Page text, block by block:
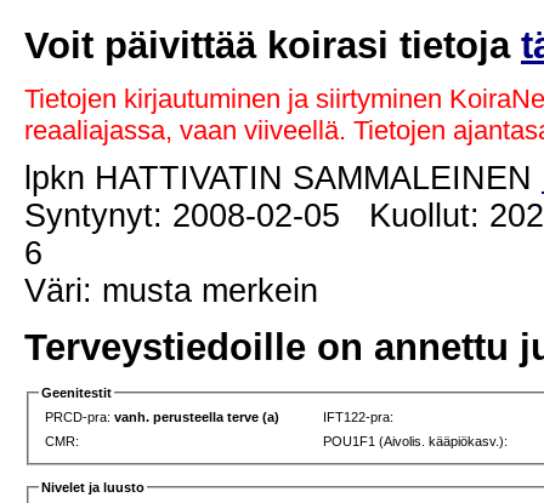
Voit päivittää koirasi tietoja
Tietojen kirjautuminen ja siirtyminen
reaaliajassa, vaan viiveellä. Tietojen
lpkn HATTIVATIN SAMMALEINEN
Syntynyt: 2008-02-05 Kuollut:
6
Väri: musta merkein
Terveystiedoille on annettu
Geenitestit
PRCD-pra:vanh. perusteella terve (a)
IFT122-pra:
CMR:
POU1F1 (Aivolis. kääpiökasv.):
Nivelet ja luusto